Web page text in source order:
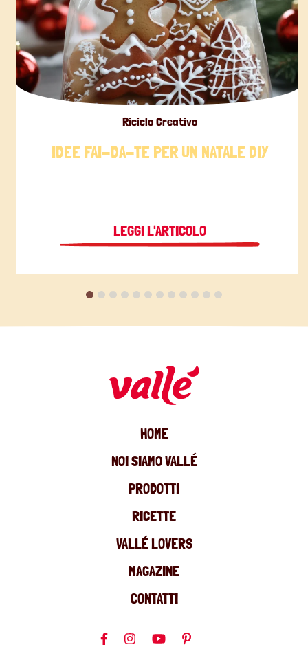
Riciclo Creativo
IDEE FAI-DA-TE PER UN NATALE DIY
LEGGI L'ARTICOLO
HOME
NOI SIAMO VALLÉ
PRODOTTI
RICETTE
VALLÉ LOVERS
MAGAZINE
CONTATTI